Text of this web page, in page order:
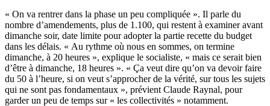
« On va rentrer dans la phase un peu compliquée ». Il parle du
nombre d’amendements, plus de 1.100, qui restent à examiner avant
dimanche soir, date limite pour adopter la partie recette du budget
dans les délais. « Au rythme où nous en sommes, on termine
dimanche, à 20 heures », explique le socialiste, « mais ce serait bien
d’être à dimanche, 18 heures ». « Ça veut dire qu’on va devoir faire
du 50 à l’heure, si on veut s’approcher de la vérité, sur tous les sujets
qui ne sont pas fondamentaux », prévient Claude Raynal, pour
garder un peu de temps sur « les collectivités » notamment.